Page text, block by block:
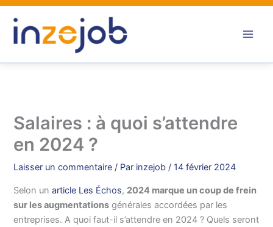
Aller
contenu
Salaires : à quoi s’attendre
en 2024 ?
Laisser un commentaire / Par inzejob/ 14 février 2024
Selon unarticle Les Échos, 2024 marque un coup de frein
sur les augmentations générales accordées par les
entreprises. A quoi faut-il s’attendre en 2024 ? Quels seront